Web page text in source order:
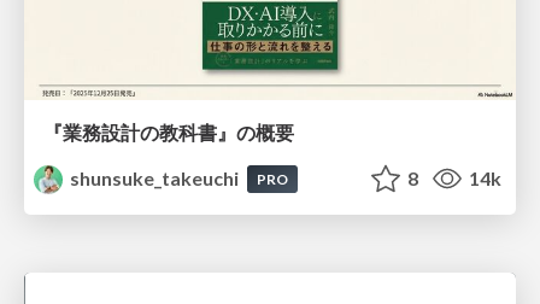
『業務設計の教科書』の概要
shunsuke_takeuchi
PRO 8 14k